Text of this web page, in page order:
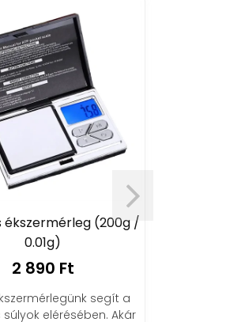
LED-es elektronikus hal- és
poggyászmérleg 40 kg-ig
akasztóval
2 490 Ft
Kényelmes és könnyű elektronikus
utazáshoz és horgászathoz, mivel
mindenhol elfér.